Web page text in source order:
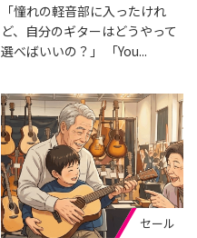
「憧れの軽音部に入ったけれ
ど、自分のギターはどうやって
選べばいいの？」 「You...
セール